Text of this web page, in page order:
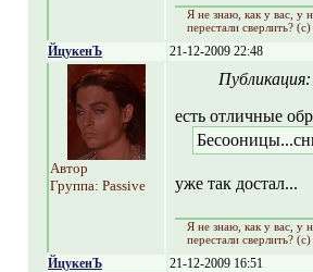
Я не знаю, как y вас, y
перестали сверлить? (с)
ЙцукенЪ 21-12-2009 22:48
Автор
Группа: Passive
есть отличные
уже так достал...
Я не знаю, как y вас, y
перестали сверлить? (с)
ЙцукенЪ 21-12-2009 16:51